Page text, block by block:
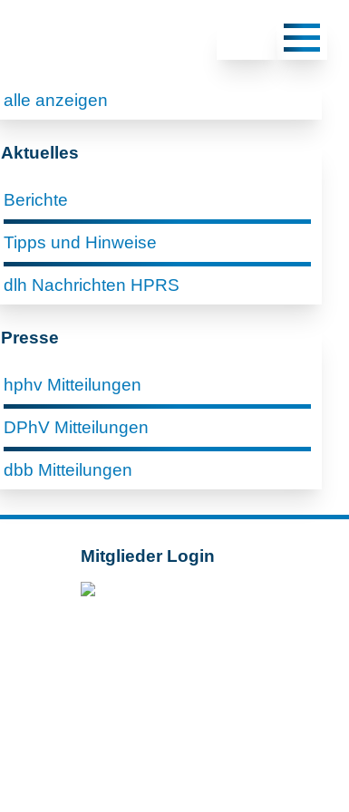
alle anzeigen
Aktuelles
Berichte
Tipps und Hinweise
dlh Nachrichten HPRS
Presse
hphv Mitteilungen
DPhV Mitteilungen
dbb Mitteilungen
Mitglieder Login